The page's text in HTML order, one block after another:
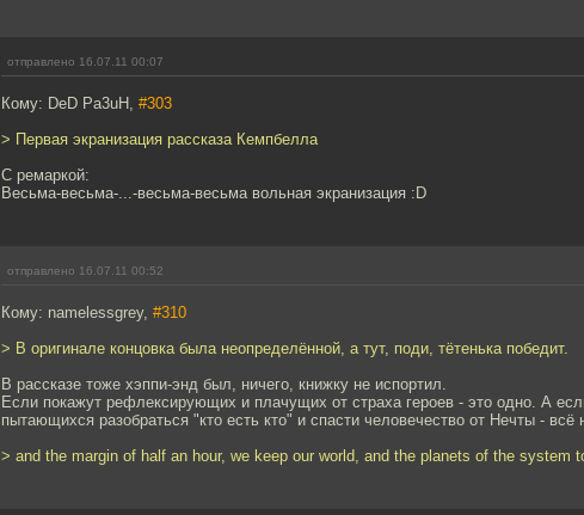
отправлено 16.07.11 00:07
Кому: DeD Pa3uH, #303
> Первая экранизация рассказа Кемпбелла
С ремаркой:
Весьма-весьма-...-весьма-весьма вольная экранизация :D
отправлено 16.07.11 00:52
Кому: namelessgrey, #310
> В оригинале концовка была неопределённой, а тут, поди, тётенька победит.
В рассказе тоже хэппи-энд был, ничего, книжку не испортил.
Если покажут рефлексирующих и плачущих от страха героев - это одно. А
пытающихся разобраться "кто есть кто" и спасти человечество от Нечты - всё
> and the margin of half an hour, we keep our world, and the planets of the system